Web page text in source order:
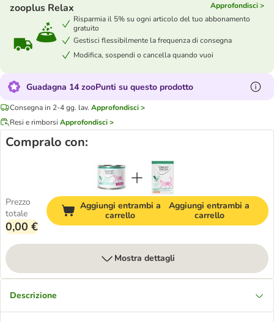
zooplus Relax
Approfondisci >
Risparmia il 5% su ogni articolo del tuo abbonamento
gratuito
Gestisci flessibilmente la frequenza di consegna
Modifica, sospendi o cancella quando vuoi
Guadagna 14 zooPunti su questo prodotto
Consegna in 2-4 gg. lav. Approfondisci >
Resi e rimborsi Approfondisci >
Compralo con:
Prezzo
totale
0,00 €
Aggiungi entrambi a
carrello
Aggiungi entrambi a
carrello
Mostra dettagli
Descrizione